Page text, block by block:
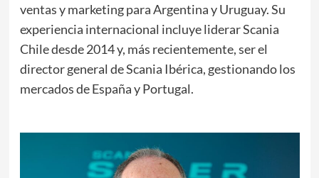
ventas y marketing para Argentina y Uruguay. Su
experiencia internacional incluye liderar Scania
Chile desde 2014 y, más recientemente, ser el
director general de Scania Ibérica, gestionando los
mercados de España y Portugal.